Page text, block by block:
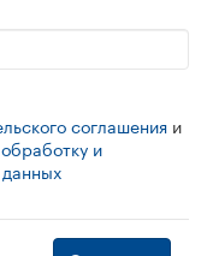
соглашения и
обработку и